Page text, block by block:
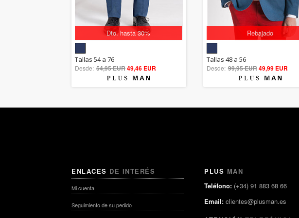
Dto. hasta 30%
5.00
out of 5
Tallas 54 a 76
Desde: 54,95 EUR49,46 EUR
Rebajado
5.00
out of 5
Tallas 48 a 56
Desde: 99,95 EUR49,99 EUR
ENLACES DE INTERÉS
Mi cuenta
Seguimiento de su pedido
PLUS MAN
Teléfono: (+34) 91 883 68 66
Email: clientes@plusman.es